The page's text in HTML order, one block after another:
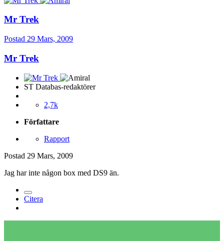
Mr Trek
Postad 29 Mars, 2009
Mr Trek
ST Databas-redaktörer
2,7k
Författare
Rapport
Postad 29 Mars, 2009
Jag har inte någon box med DS9 än.
Citera